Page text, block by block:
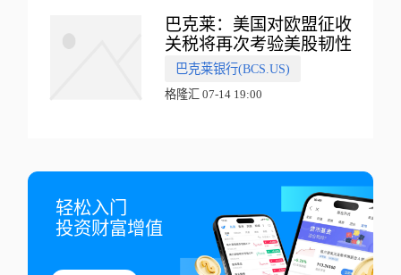
巴克莱：美国对欧盟征收
关税将再次考验美股韧性
巴克莱银行(BCS.US)
格隆汇 07-14 19:00
轻松入门
投资财富增值